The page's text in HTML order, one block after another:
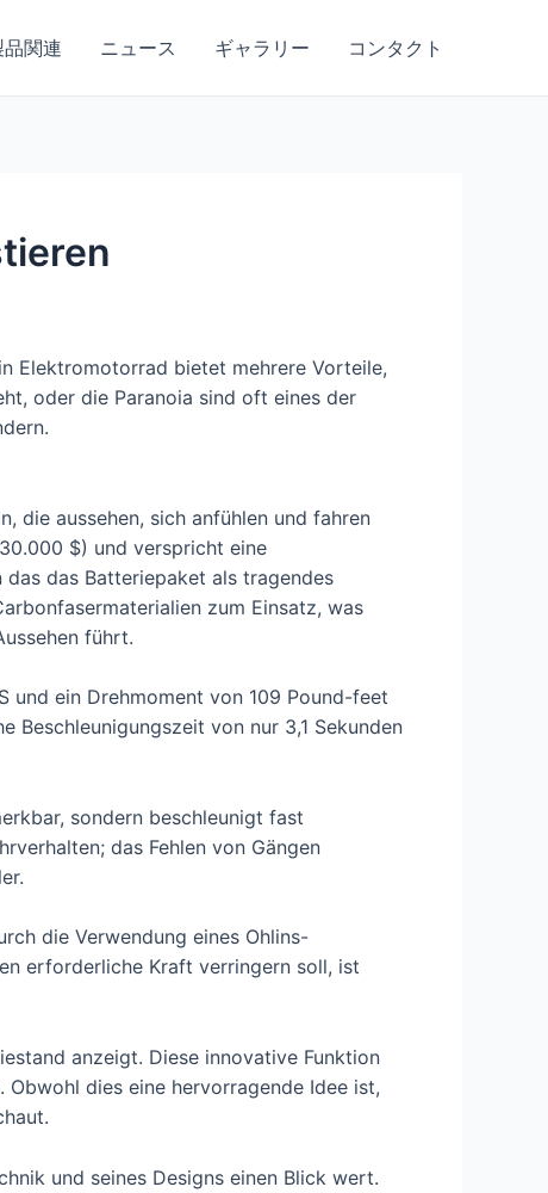
品関連 ニュース ギャラリー コンタクト
Elektromotorrad bietet mehrere Vorteile,
oder die Paranoia sind oft eines der
die aussehen, sich anfühlen und fahren
$) und verspricht eine
das Batteriepaket als tragendes
zum Einsatz, was
führt.
und ein Drehmoment von 109 Pound-feet
Beschleunigungszeit von nur 3,1 Sekunden
sondern beschleunigt fast
das Fehlen von Gängen
die Verwendung eines Ohlins-
erforderliche Kraft verringern soll, ist
anzeigt. Diese innovative Funktion
dies eine hervorragende Idee ist,
und seines Designs einen Blick wert.